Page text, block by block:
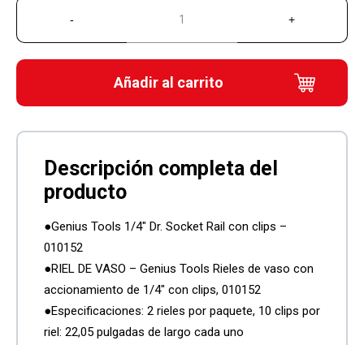
Añadir al carrito
●Genius Tools 1/4″ Dr. Socket Rail con clips –
010152
●RIEL DE VASO – Genius Tools Rieles de vaso con
accionamiento de 1/4″ con clips, 010152
●Especificaciones: 2 rieles por paquete, 10 clips por
riel: 22,05 pulgadas de largo cada uno